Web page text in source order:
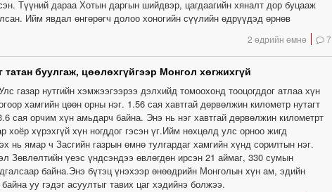
Түүний дараа Хотын даргын шийдвэр, цагдаагийн хяналт дор буцааж
Ийм явдал өнгөрөгч долоо хоногийн сүүлийн өдрүүдэд өрнөв
2 өдрийн өмнө 7
буулгаж, цөөлөхгүйгээр Монгол хөгжихгүй
газар нутгийн хэмжээгээрээ дэлхийд томоохонд тооцогддог атлаа хүн
хамгийн цөөн орны нэг. 1.56 сая хавтгай дөрвөлжин километр нутагт
сая орчим хүн амьдарч байна. Энэ нь нэг хавтгай дөрвөлжин километрт
хоёр хүрэхгүй хүн ногддог гэсэн үг.Ийм нөхцөлд улс орноо жигд
нь ямар ч Засгийн газрын өмнө тулгардаг хамгийн хүнд сорилтын нэг.
Зөвлөлтийн үеэс үндсэндээ өвлөгдөн ирсэн 21 аймаг, 330 сумын
байна.Энэ бүтэц үнэхээр өнөөдрийн Монголын хүн ам, эдийн
уу гэдэг асуултыг тавих цаг хэдийнэ болжээ.